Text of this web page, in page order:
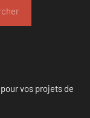
vos projets de